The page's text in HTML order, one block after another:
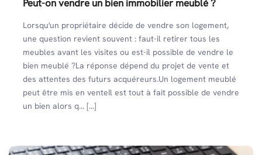
Peut-on vendre un bien immobilier meublé ?
Lorsqu'un propriétaire décide de vendre son logement,
une question revient souvent : faut-il retirer tous les
meubles avant les visites ou est-il possible de vendre le
bien meublé ?La réponse dépend du projet de vente et
des attentes des futurs acquéreurs.Un logement meublé
peut être mis en venteIl est tout à fait possible de vendre
un bien alors q... [...]